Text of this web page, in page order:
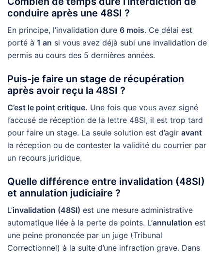
conduire après une 48SI ?
En principe, l’invalidation dure 6 mois. Ce délai est
porté à 1 an si vous avez déjà subi une invalidation de
permis au cours des 5 dernières années.
Puis-je faire un stage de récupération
après avoir reçu la 48SI ?
C’est le point critique. Une fois que vous avez signé
l’accusé de réception de la lettre 48SI, il est trop tard
pour faire un stage. La seule solution est d’agir avant
la réception ou de contester la validité du courrier par
un recours juridique.
Quelle différence entre invalidation (48SI)
et annulation judiciaire ?
L’invalidation (48SI) est une mesure administrative
automatique liée à la perte de points. L’annulation est
une peine prononcée par un juge (Tribunal
Correctionnel) à la suite d’une infraction grave. Dans